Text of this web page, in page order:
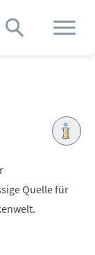
Quelle für